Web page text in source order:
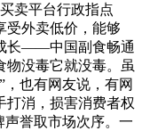
卖平台行政指点
受外卖低价，能够
长——中国副食畅通
物没毒它就没毒。虽
也有网友说，有网
打消，损害消费者权
声誉取市场次序。一